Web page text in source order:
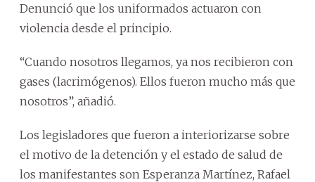
Denunció que los uniformados actuaron con
violencia desde el principio.
“Cuando nosotros llegamos, ya nos recibieron con
gases (lacrimógenos). Ellos fueron mucho más que
nosotros”, añadió.
Los legisladores que fueron a interiorizarse sobre
el motivo de la detención y el estado de salud de
los manifestantes son Esperanza Martínez, Rafael